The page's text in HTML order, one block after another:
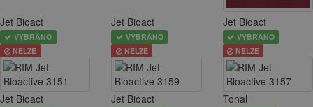
Jet Bioact
VYBRÁNO
NELZE
Jet Bioact
VYBRÁNO
NELZE
Jet Bioact
VYBRÁNO
NELZE
Jet Bioact Jet Bioact Tonal